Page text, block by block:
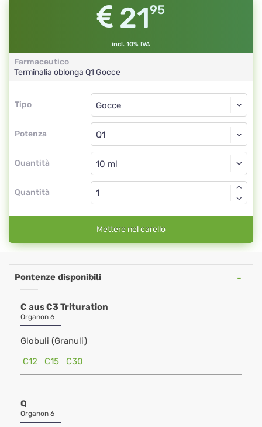
2195
incl. 10% IVA
Farmaceutico
Terminalia oblonga Q1 Gocce
Tipo
Tipo
Potenza
Gocce
Q1
Quantità
Gocce
Quantità
Mettere nel carello
Pontenze disponibili
C aus C3 Trituration
Organon 6
Globuli (Granuli)
C12
C15 C30
Q
Organon 6